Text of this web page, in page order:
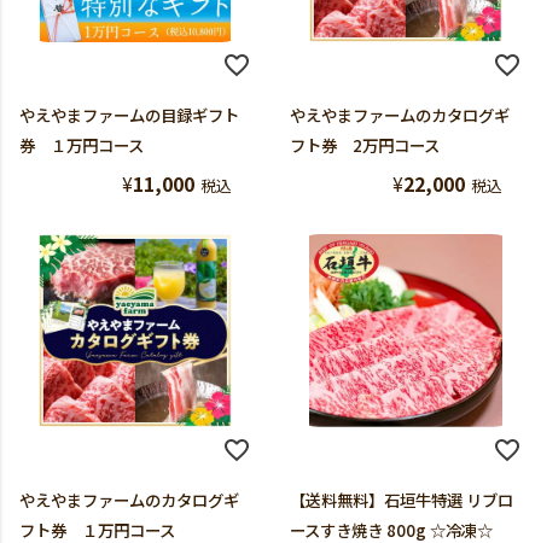
やえやまファームの目録ギフト
券 １万円コース
¥11,000 税込
やえやまファームのカタログギ
フト券 2万円コース
¥22,000 税込
やえやまファームのカタログギ
フト券 １万円コース
【送料無料】石垣牛特選 リブロ
ースすき焼き 800g ☆冷凍☆